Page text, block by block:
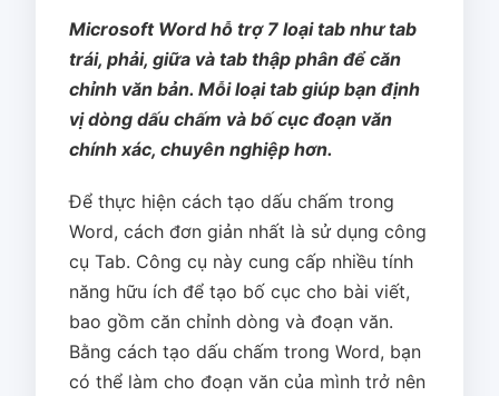
Microsoft Word hỗ trợ 7 loại tab như tab
trái, phải, giữa và tab thập phân để căn
chỉnh văn bản. Mỗi loại tab giúp bạn định
vị dòng dấu chấm và bố cục đoạn văn
chính xác, chuyên nghiệp hơn.
Để thực hiện cách tạo dấu chấm trong
Word, cách đơn giản nhất là sử dụng công
cụ Tab. Công cụ này cung cấp nhiều tính
năng hữu ích để tạo bố cục cho bài viết,
bao gồm căn chỉnh dòng và đoạn văn.
Bằng cách tạo dấu chấm trong Word, bạn
có thể làm cho đoạn văn của mình trở nên